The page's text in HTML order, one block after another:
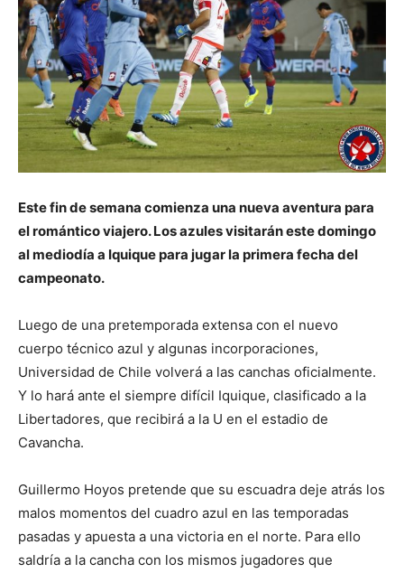
Este fin de semana comienza una nueva aventura para
el romántico viajero. Los azules visitarán este domingo
al mediodía a Iquique para jugar la primera fecha del
campeonato.
Luego de una pretemporada extensa con el nuevo
cuerpo técnico azul y algunas incorporaciones,
Universidad de Chile volverá a las canchas oficialmente.
Y lo hará ante el siempre difícil Iquique, clasificado a la
Libertadores, que recibirá a la U en el estadio de
Cavancha.
Guillermo Hoyos pretende que su escuadra deje atrás los
malos momentos del cuadro azul en las temporadas
pasadas y apuesta a una victoria en el norte. Para ello
saldría a la cancha con los mismos jugadores que